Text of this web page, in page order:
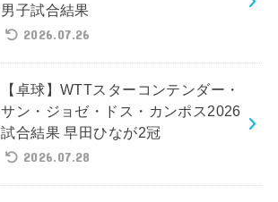
男子試合結果
2026.07.26
【卓球】WTTスターコンテンダー・
サン・ジョゼ・ドス・カンポス2026
試合結果 早田ひなが2冠
2026.07.28